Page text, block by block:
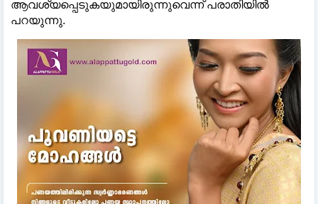
ആവശ്യപ്പെടുകയുമായിരുന്നുവെന്ന് പരാതിയില്‍
പറയുന്നു.